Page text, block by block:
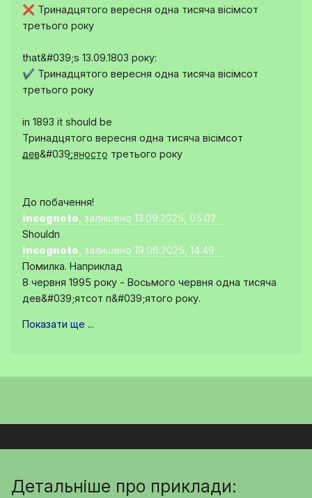
❌ Тринадцятого вересня одна тисяча вісімсот
третього року
that&#039;s 13.09.1803 року:
✔️ Тринадцятого вересня одна тисяча вісімсот
третього року
in 1893 it should be
Тринадцятого вересня одна тисяча вісімсот
д̲е̲в̲&#039;̲я̲н̲о̲с̲т̲о̲ третього року
До побачення!
incognoto , залишено 13.09.2025, 05:02
Shouldn
incognoto , залишено 19.06.2025, 14:49
Помилка. Наприклад
8 червня 1995 року - Восьмого червня одна тисяча
дев&#039;ятсот п&#039;ятого року.
Показати ще ...
Детальніше про приклади: